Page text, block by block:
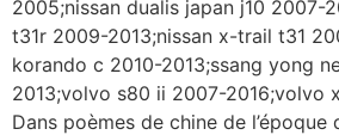
2005;nissan dualis japan j10 2007-
t31r 2009-2013;nissan x-trail t31
korando c 2010-2013;ssang yong
2013;volvo s80 ii 2007-2016;volvo
Dans poèmes de chine de